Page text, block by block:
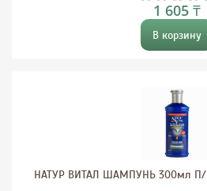
1 605 ₸
В корзину
НАТУР ВИТАЛ ШАМПУНЬ 300мл